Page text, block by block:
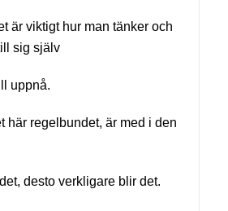
är viktigt hur man tänker och
sig själv
uppnå.
här regelbundet, är med i den
desto verkligare blir det.